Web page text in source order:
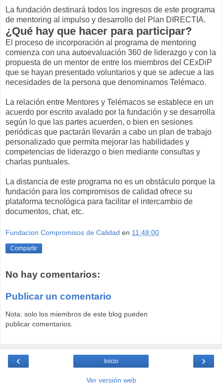
La fundación destinará todos los ingresos de este programa
de mentoring al impulso y desarrollo del Plan DIRECTIA.
¿Qué hay que hacer para participar?
El proceso de incorporación al programa de mentoring
comienza con una autoevaluación 360 de liderazgo y con la
propuesta de un mentor de entre los miembros del CExDiP
que se hayan presentado voluntarios y que se adecue a las
necesidades de la persona que denominamos Telémaco.
La relación entre Mentores y Telémacos se establece en un
acuerdo por escrito avalado por la fundación y se desarrolla
según lo que las partes acuerden, o bien en sesiones
periódicas que pactarán llevarán a cabo un plan de trabajo
personalizado que permita mejorar las habilidades y
competencias de liderazgo o bien mediante consultas y
charlas puntuales.
La distancia de este programa no es un obstáculo porque la
fundación para los compromisos de calidad ofrece su
plataforma tecnológica para facilitar el intercambio de
documentos, chat, etc.
Fundacion Compromisos de Calidad en 11:48:00
Compartir
No hay comentarios:
Publicar un comentario
Nota: solo los miembros de este blog pueden
publicar comentarios.
‹ ›
Inicio
Ver versión web